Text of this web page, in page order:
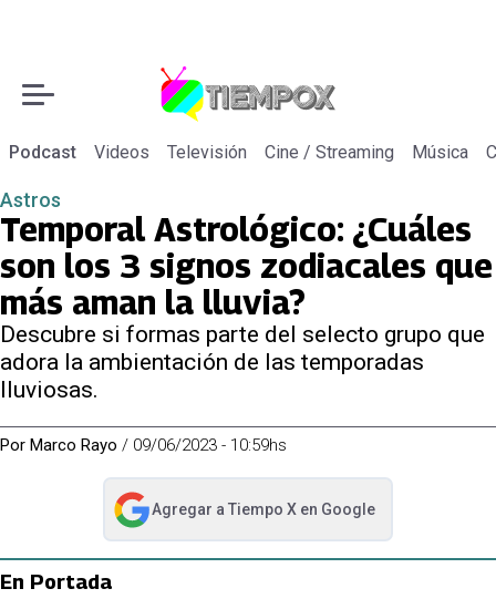
Podcast Videos Televisión Cine / Streaming Música
Astros
Temporal Astrológico: ¿Cuáles
son los 3 signos zodiacales que
más aman la lluvia?
Descubre si formas parte del selecto grupo que
adora la ambientación de las temporadas
lluviosas.
Por Marco Rayo / 09/06/2023 - 10:59hs
Agregar a Tiempo Xen Google
abre en nueva pestaña
En Portada